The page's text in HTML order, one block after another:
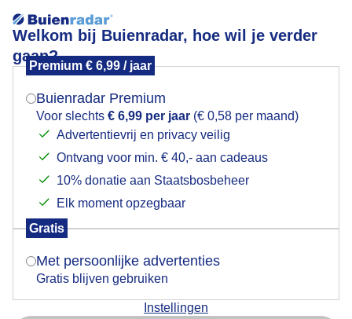
Welkom bij Buienradar, hoe wil je verder
gaan?
Premium € 6,99 / jaar
Buienradar Premium
Voor slechts € 6,99 per jaar (€ 0,58 per maand)
Advertentievrij en privacy veilig
Ontvang voor min. € 40,- aan cadeaus
10% donatie aan Staatsbosbeheer
Elk moment opzegbaar
Gratis
Met persoonlijke advertenties
Gratis blijven gebruiken
Instellingen
ijsvogelverenpracht
Een moment geduld aub...
Populaire categorieën
Lente
Zomer
Mogen we je locatie gebruiken voor het
Indien je hier nog geen akkoord op hebt gegeven,
verschijnt er zo een pop-up uit je browser waarin
Is goed, toon de popup
Nu niet, misschien later